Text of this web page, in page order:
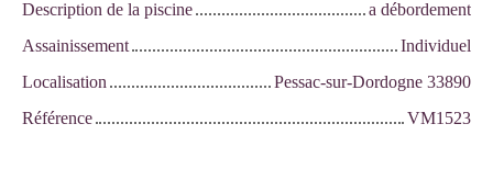
Description de la piscine
a débordement
Assainissement
Individuel
Localisation
Pessac-sur-Dordogne 33890
Référence
VM1523